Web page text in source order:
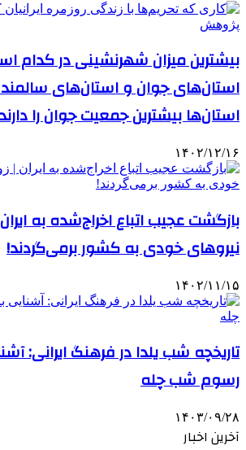
بیشترین میزان شهرنشینی در کدام
استان‌های جوان و استان‌های
استان‌ها بیشترین جمعیت جوان را
۱۴۰۲/۱۲/۱۶
بازگشت عجیب اتباع اخراج‌شده به ایران
نیروهای خودی به کشور برمی‌گردند!
۱۴۰۲/۱۱/۱۵
تاریخچه شب یلدا در فرهنگ ایرانی:
رسوم شب چله
۱۴۰۳/۰۹/۲۸
آخرین اخبار